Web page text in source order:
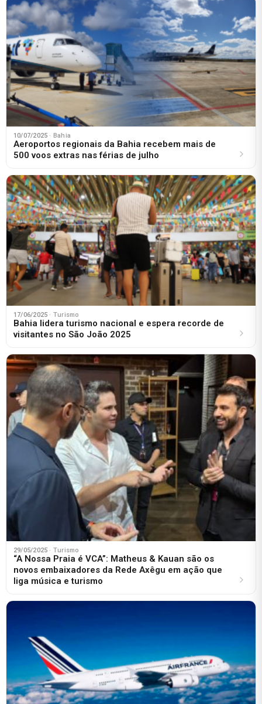
10/07/2025 · Bahia
Aeroportos regionais da Bahia recebem mais de
500 voos extras nas férias de julho
17/06/2025 · Turismo
Bahia lidera turismo nacional e espera recorde de
visitantes no São João 2025
29/05/2025 · Turismo
“A Nossa Praia é VCA”: Matheus & Kauan são os
novos embaixadores da Rede Axêgu em ação que
liga música e turismo